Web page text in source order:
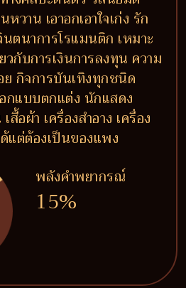
วาน เอาอกเอาใจเก่ง รัก
ตนาการโรแมนติก เหมาะ
กับการเงินการลงทุน ความ
กิจการบันเทิงทุกชนิด
แบบตกแต่ง นักแสดง
อผ้า เครื่องสำอาง เครื่อง
แต่ต้องเป็นของแพง
พลังคำพยากรณ์
15%